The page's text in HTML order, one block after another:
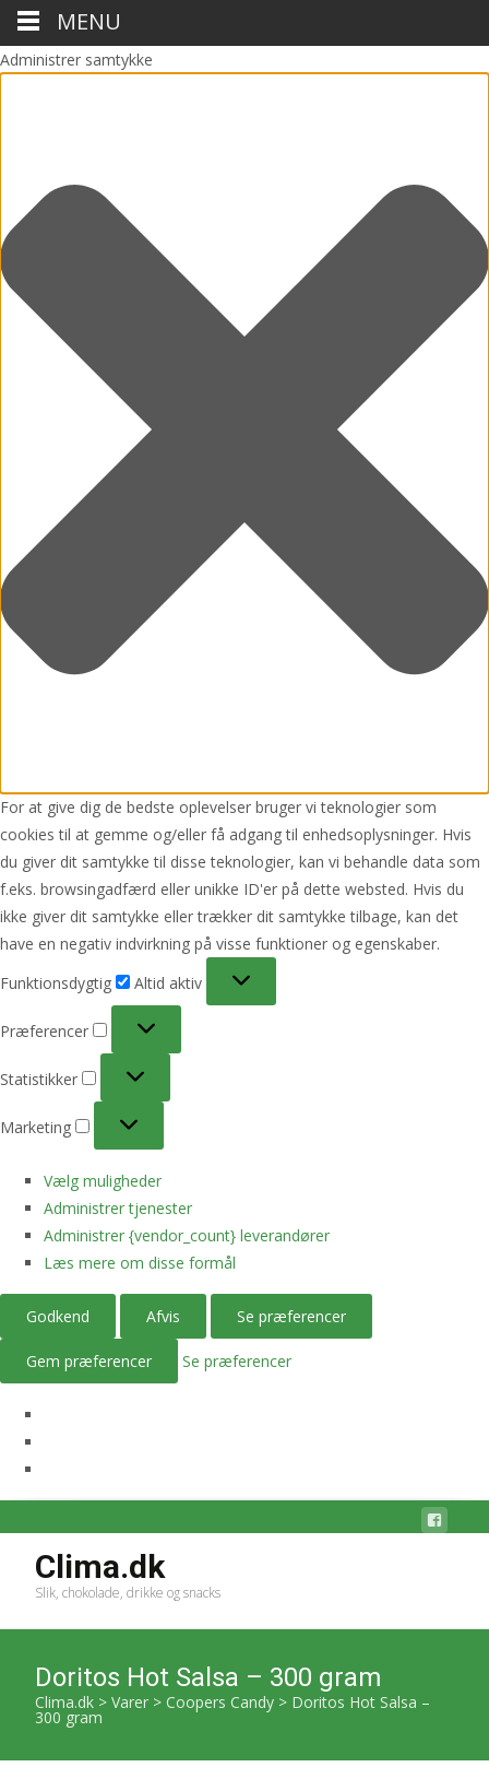
Administrer samtykke
For at give dig de bedste oplevelser bruger vi teknologier som
cookies til at gemme og/eller få adgang til enhedsoplysninger. Hvis
du giver dit samtykke til disse teknologier, kan vi behandle data som
f.eks. browsingadfærd eller unikke ID'er på dette websted. Hvis du
ikke giver dit samtykke eller trækker dit samtykke tilbage, kan det
have en negativ indvirkning på visse funktioner og egenskaber.
Funktionsdygtig
Altid aktiv
Præferencer
Statistikker
Marketing
Vælg muligheder
Administrer tjenester
Administrer {vendor_count} leverandører
Læs mere om disse formål
Godkend Afvis Se præferencer
Gem præferencer Se præferencer
Clima.dk
Slik, chokolade, drikke og snacks
Doritos Hot Salsa – 300 gram
Clima.dk > Varer > Coopers Candy > Doritos Hot Salsa –
300 gram
MENU